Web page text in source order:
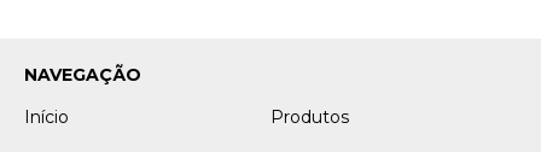
NAVEGAÇÃO
Início
Produtos